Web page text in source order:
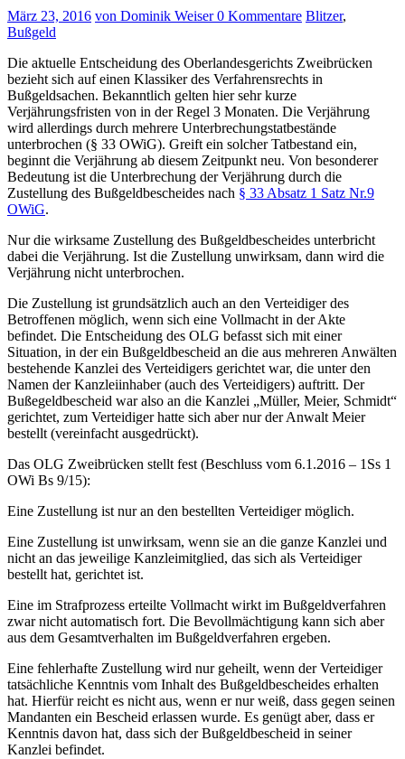
März 23, 2016 von Dominik Weiser0 Kommentare Blitzer,
Bußgeld
Die aktuelle Entscheidung des Oberlandesgerichts Zweibrücken
bezieht sich auf einen Klassiker des Verfahrensrechts in
Bußgeldsachen. Bekanntlich gelten hier sehr kurze
Verjährungsfristen von in der Regel 3 Monaten. Die Verjährung
wird allerdings durch mehrere Unterbrechungstatbestände
unterbrochen (§ 33 OWiG). Greift ein solcher Tatbestand ein,
beginnt die Verjährung ab diesem Zeitpunkt neu. Von besonderer
Bedeutung ist die Unterbrechung der Verjährung durch die
Zustellung des Bußgeldbescheides nach § 33 Absatz 1 Satz Nr.9
OWiG.
Nur die wirksame Zustellung des Bußgeldbescheides unterbricht
dabei die Verjährung. Ist die Zustellung unwirksam, dann wird die
Verjährung nicht unterbrochen.
Die Zustellung ist grundsätzlich auch an den Verteidiger des
Betroffenen möglich, wenn sich eine Vollmacht in der Akte
befindet. Die Entscheidung des OLG befasst sich mit einer
Situation, in der ein Bußgeldbescheid an die aus mehreren Anwälten
bestehende Kanzlei des Verteidigers gerichtet war, die unter den
Namen der Kanzleiinhaber (auch des Verteidigers) auftritt. Der
Bußegeldbescheid war also an die Kanzlei „Müller, Meier, Schmidt“
gerichtet, zum Verteidiger hatte sich aber nur der Anwalt Meier
bestellt (vereinfacht ausgedrückt).
Das OLG Zweibrücken stellt fest (Beschluss vom 6.1.2016 – 1Ss 1
OWi Bs 9/15):
Eine Zustellung ist nur an den bestellten Verteidiger möglich.
Eine Zustellung ist unwirksam, wenn sie an die ganze Kanzlei und
nicht an das jeweilige Kanzleimitglied, das sich als Verteidiger
bestellt hat, gerichtet ist.
Eine im Strafprozess erteilte Vollmacht wirkt im Bußgeldverfahren
zwar nicht automatisch fort. Die Bevollmächtigung kann sich aber
aus dem Gesamtverhalten im Bußgeldverfahren ergeben.
Eine fehlerhafte Zustellung wird nur geheilt, wenn der Verteidiger
tatsächliche Kenntnis vom Inhalt des Bußgeldbescheides erhalten
hat. Hierfür reicht es nicht aus, wenn er nur weiß, dass gegen seinen
Mandanten ein Bescheid erlassen wurde. Es genügt aber, dass er
Kenntnis davon hat, dass sich der Bußgeldbescheid in seiner
Kanzlei befindet.